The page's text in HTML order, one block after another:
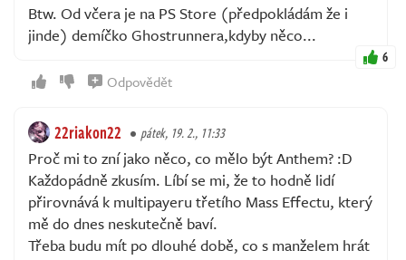
Btw. Od včera je na PS Store (předpokládám že i
jinde) demíčko Ghostrunnera,kdyby něco...
6
Odpovědět
22riakon22 pátek, 19. 2., 11:33
Proč mi to zní jako něco, co mělo být Anthem? :D
Každopádně zkusím. Líbí se mi, že to hodně lidí
přirovnává k multipayeru třetího Mass Effectu, který
mě do dnes neskutečně baví.
Třeba budu mít po dlouhé době, co s manželem hrát